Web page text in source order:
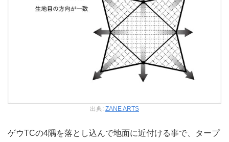
出典: ZANE ARTS
ゲウTCの4隅を落とし込んで地面に近付ける事で、タープ